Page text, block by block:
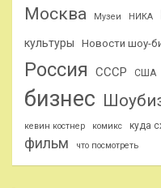
Москва Музеи НИКА
культуры Новости шоу-
Россия СССР США
бизнес
кевин костнер комикс куда
фильм
что посмотреть